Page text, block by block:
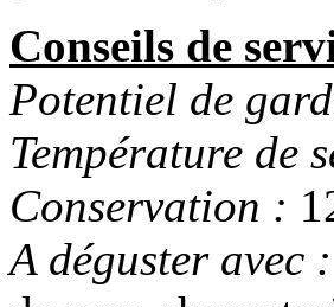
Conseils de
Potentiel de
Température de
Conservation :
A déguster avec :